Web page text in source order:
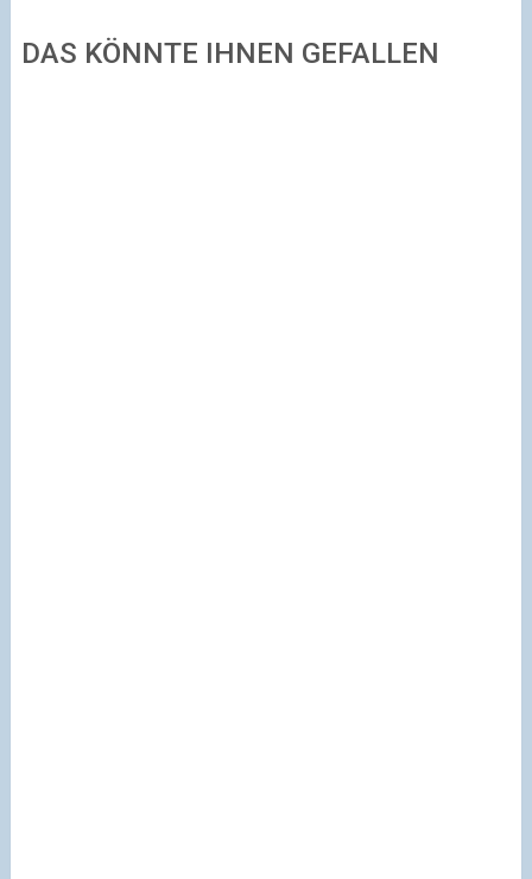
DAS KÖNNTE IHNEN GEFALLEN